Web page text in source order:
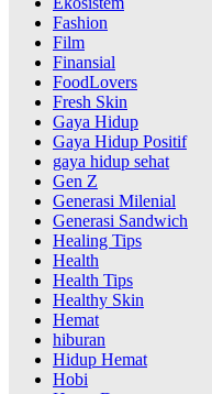
Fashion
Film
Finansial
FoodLovers
Fresh Skin
Gaya Hidup
Gaya Hidup Positif
gaya hidup sehat
Gen Z
Generasi Milenial
Generasi Sandwich
Healing Tips
Health
Health Tips
Healthy Skin
Hemat
hiburan
Hidup Hemat
Hobi